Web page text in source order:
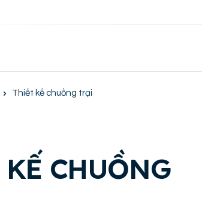
Thiết kế chuồng trại
CHUỒNG